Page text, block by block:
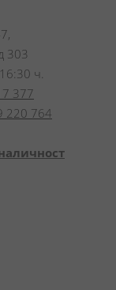
303
ч.
377
220 764